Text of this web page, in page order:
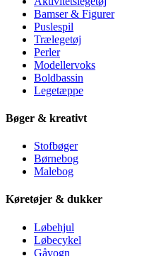
Bamser & Figurer
Puslespil
Trælegetøj
Perler
Modellervoks
Boldbassin
Legetæppe
Bøger & kreativt
Stofbøger
Børnebog
Malebog
Køretøjer & dukker
Løbehjul
Løbecykel
Gåvogn